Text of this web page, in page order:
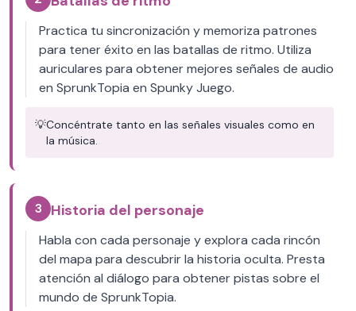
Practica tu sincronización y memoriza patrones
para tener éxito en las batallas de ritmo. Utiliza
auriculares para obtener mejores señales de audio
en SprunkTopia en Spunky Juego.
💡Concéntrate tanto en las señales visuales como en
la música.
3 Historia del personaje
Habla con cada personaje y explora cada rincón
del mapa para descubrir la historia oculta. Presta
atención al diálogo para obtener pistas sobre el
mundo de SprunkTopia.